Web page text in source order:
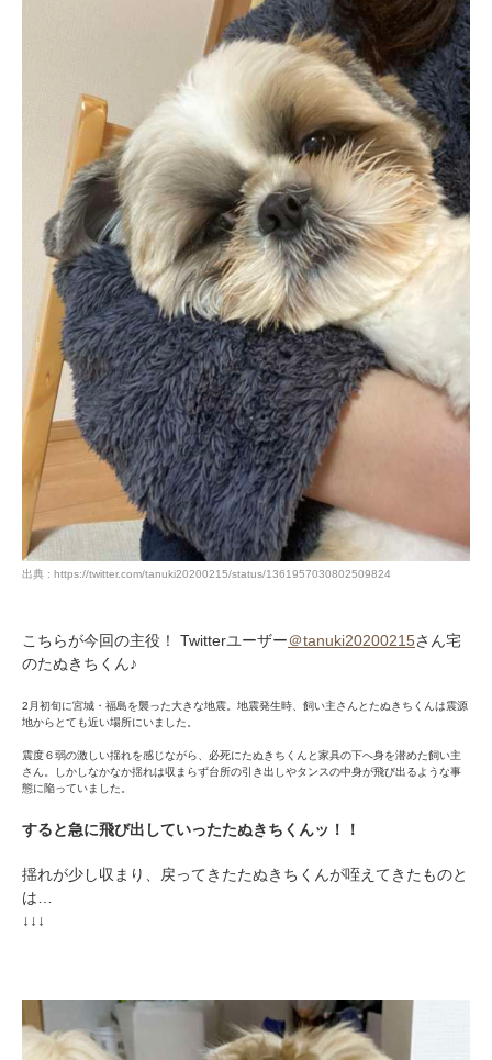
出典 : https://twitter.com/tanuki20200215/status/1361957030802509824
こちらが今回の主役！ Twitterユーザー＠tanuki20200215さん宅
のたぬきちくん♪
2月初旬に宮城・福島を襲った大きな地震。地震発生時、飼い主さんとたぬきちくんは震源
地からとても近い場所にいました。
震度６弱の激しい揺れを感じながら、必死にたぬきちくんと家具の下へ身を潜めた飼い主
さん。しかしなかなか揺れは収まらず台所の引き出しやタンスの中身が飛び出るような事
態に陥っていました。
すると急に飛び出していったたぬきちくんッ！！
揺れが少し収まり、戻ってきたたぬきちくんが咥えてきたものと
は…
↓↓↓